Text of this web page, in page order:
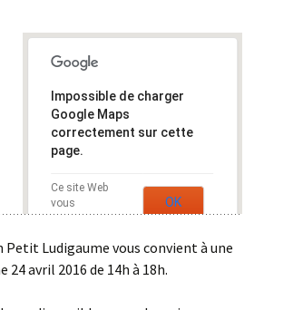
La cantine
Plateforme numérique
Impossible de charger
Google Maps
correctement sur cette
page.
Ce site Web
vous
appartient ?
OK
Petit Ludigaume vous convient à une
avril 2016 de 14h à 18h.